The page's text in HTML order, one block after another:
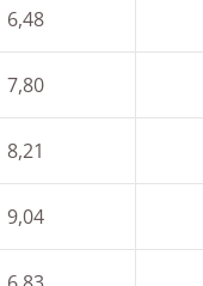
6,48
7,80
8,21
9,04